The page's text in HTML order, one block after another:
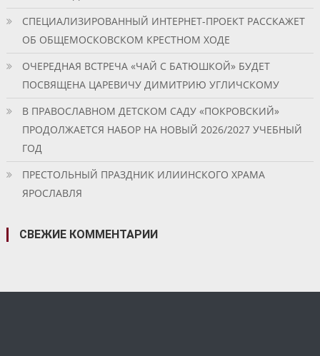
СПЕЦИАЛИЗИРОВАННЫЙ ИНТЕРНЕТ-ПРОЕКТ РАССКАЖЕТ
ОБ ОБЩЕМОСКОВСКОМ КРЕСТНОМ ХОДЕ
ОЧЕРЕДНАЯ ВСТРЕЧА «ЧАЙ С БАТЮШКОЙ» БУДЕТ
ПОСВЯЩЕНА ЦАРЕВИЧУ ДИМИТРИЮ УГЛИЧСКОМУ
В ПРАВОСЛАВНОМ ДЕТСКОМ САДУ «ПОКРОВСКИЙ»
ПРОДОЛЖАЕТСЯ НАБОР НА НОВЫЙ 2026/2027 УЧЕБНЫЙ
ГОД
ПРЕСТОЛЬНЫЙ ПРАЗДНИК ИЛИИНСКОГО ХРАМА
ЯРОСЛАВЛЯ
СВЕЖИЕ КОММЕНТАРИИ